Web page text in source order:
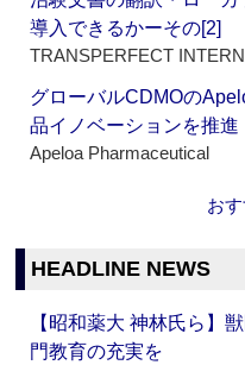
導入できるかーその[2]
TRANSPERFECT
グローバルCDMOの
品イノベーションを推進
Apeloa Pharmaceutical
お
HEADLINE NEWS
【昭和薬大 神林氏ら】
門教育の充実を